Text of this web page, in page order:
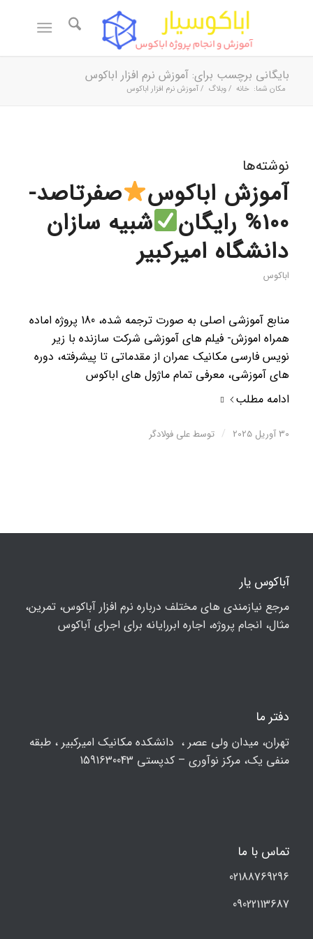
بایگانی برچسب برای: آموزش نرم افزار اباکوس
مکان شما: خانه / وبلاگ / آموزش نرم افزار اباکوس
نوشته‌ها
آموزش اباکوس
صفرتاصد-
100% رایگان
شبیه سازان
دانشگاه امیرکبیر
اباکوس
منابع آموزشی اصلی به صورت ترجمه شده، 180 پروژه اماده
همراه اموزش- فیلم های آموزشی شرکت سازنده با زیر
نویس فارسی مکانیک عمران از مقدماتی تا پیشرفته، دوره
های آموزشی، معرفی تمام ماژول های اباکوس
ادامه مطلب
30 آوریل 2025 / توسطعلی فولادگر
آباکوس یار
مرجع نیازمندی های مختلف درباره نرم افزار آباکوس، تمرین،
مثال، انجام پروژه، اجاره ابررایانه برای اجرای آباکوس
دفتر ما
تهران، ميدان ولي عصر ، دانشکده مكانيك امیرکبیر ، طبقه
منفی یک، مرکز نوآوری – کدپستی 1591630043
تماس با ما
02188769296
09022113687